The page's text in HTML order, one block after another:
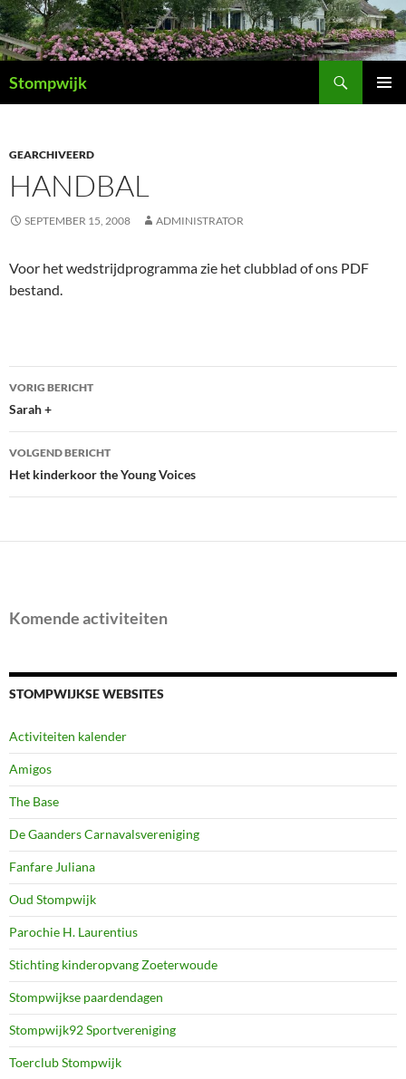
Ga
naar
de
inhoud
Stompwijk
GEARCHIVEERD
HANDBAL
SEPTEMBER 15, 2008 ADMINISTRATOR
Voor het wedstrijdprogramma zie het clubblad of ons PDF
bestand.
Bericht
navigatie
VORIG BERICHT
Sarah +
VOLGEND BERICHT
Het kinderkoor the Young Voices
Komende activiteiten
STOMPWIJKSE WEBSITES
Activiteiten kalender
Amigos
The Base
De Gaanders Carnavalsvereniging
Fanfare Juliana
Oud Stompwijk
Parochie H. Laurentius
Stichting kinderopvang Zoeterwoude
Stompwijkse paardendagen
Stompwijk92 Sportvereniging
Toerclub Stompwijk